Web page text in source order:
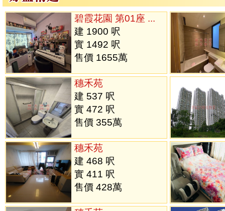
碧霞花園 第01座 ...
建 1900 呎
實 1492 呎
售價 1655萬
穗禾苑
建 537 呎
實 472 呎
售價 355萬
穗禾苑
建 468 呎
實 411 呎
售價 428萬